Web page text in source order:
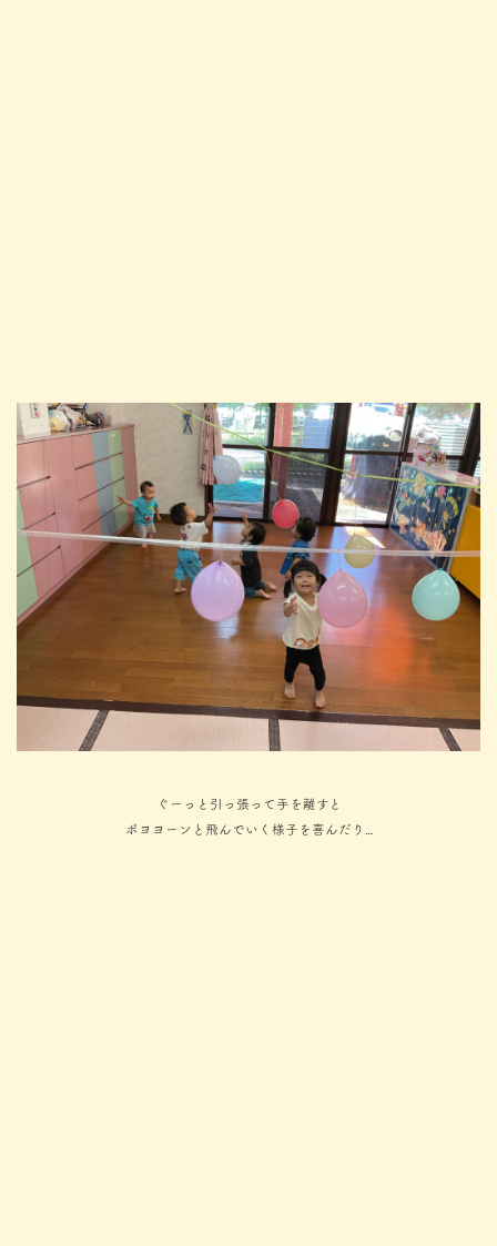
ぐーっと引っ張って手を離すと
ポヨヨーンと飛んでいく様子を喜んだり…